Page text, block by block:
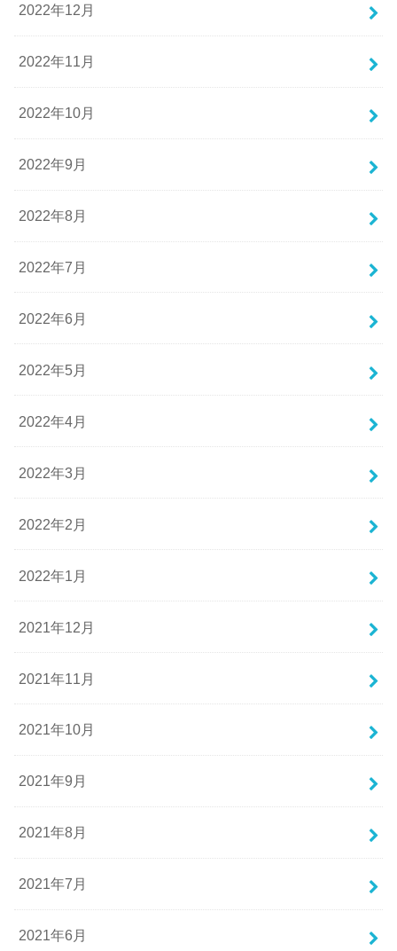
2022年12月
2022年11月
2022年10月
2022年9月
2022年8月
2022年7月
2022年6月
2022年5月
2022年4月
2022年3月
2022年2月
2022年1月
2021年12月
2021年11月
2021年10月
2021年9月
2021年8月
2021年7月
2021年6月